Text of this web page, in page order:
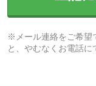
※メール連絡をご希望
と、やむなくお電話に